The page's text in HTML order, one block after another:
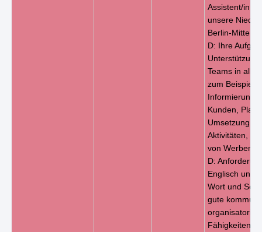
Assistent/in in
unsere
Berlin-Mitte...
D: Ihre
Teams in
zum Beispiel
Informierung
Kunden,
Umsetzung
Aktivitäten,
von
D:
Englisch und
Wort und
gute
Fähigkeiten;